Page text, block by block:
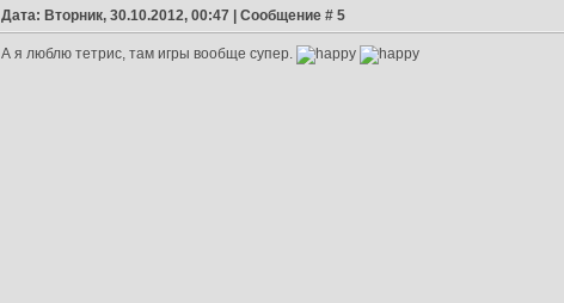
Дата: Вторник, 30.10.2012, 00:47 | Сообщение # 5
А я люблю тетрис, там игры вообще супер.